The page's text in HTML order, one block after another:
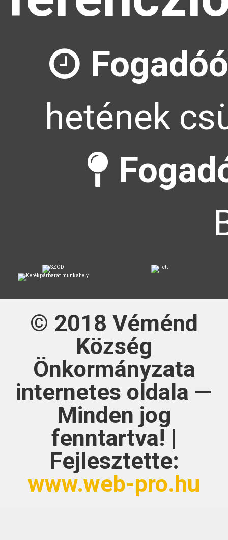
hetének
© 2018 Véménd
Község
Önkormányzata
internetes oldala —
Minden jog
fenntartva! |
Fejlesztette:
www.web-pro.hu